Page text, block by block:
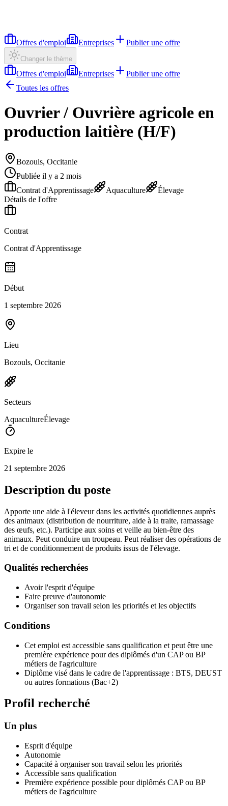
Offres d'emploi Entreprises Publier une offre
Changer le thème
Offres d'emploi Entreprises
Publier une offre
Toutes les offres
Ouvrier / Ouvrière agricole en
production laitière (H/F)
Bozouls, Occitanie
Publiée il y a 2 mois
Contrat d'Apprentissage
Aquaculture
Élevage
Détails de l'offre
Contrat
Contrat d'Apprentissage
Début
1 septembre 2026
Lieu
Bozouls, Occitanie
Secteurs
AquacultureÉlevage
Expire le
21 septembre 2026
Description du poste
Apporte une aide à l'éleveur dans les activités quotidiennes auprès
des animaux (distribution de nourriture, aide à la traite, ramassage
des œufs, etc.). Participe aux soins et veille au bien-être des
animaux. Peut conduire un troupeau. Peut réaliser des opérations de
tri et de conditionnement de produits issus de l'élevage.
Qualités recherchées
Avoir l'esprit d'équipe
Faire preuve d'autonomie
Organiser son travail selon les priorités et les objectifs
Conditions
Cet emploi est accessible sans qualification et peut être une
première expérience pour des diplômés d'un CAP ou BP
métiers de l'agriculture
Diplôme visé dans le cadre de l'apprentissage : BTS, DEUST
ou autres formations (Bac+2)
Profil recherché
Un plus
Esprit d'équipe
Autonomie
Capacité à organiser son travail selon les priorités
Accessible sans qualification
Première expérience possible pour diplômés CAP ou BP
métiers de l'agriculture